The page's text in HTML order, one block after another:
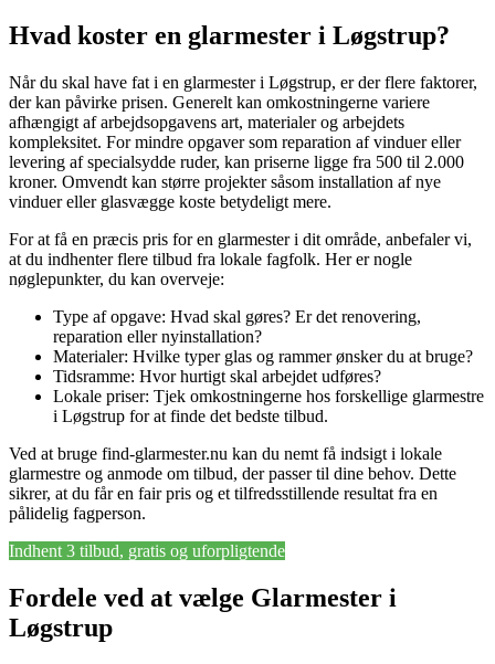
Hvad koster en glarmester i Løgstrup?
Når du skal have fat i en glarmester i Løgstrup, er der flere faktorer,
der kan påvirke prisen. Generelt kan omkostningerne variere
afhængigt af arbejdsopgavens art, materialer og arbejdets
kompleksitet. For mindre opgaver som reparation af vinduer eller
levering af specialsydde ruder, kan priserne ligge fra 500 til 2.000
kroner. Omvendt kan større projekter såsom installation af nye
vinduer eller glasvægge koste betydeligt mere.
For at få en præcis pris for en glarmester i dit område, anbefaler vi,
at du indhenter flere tilbud fra lokale fagfolk. Her er nogle
nøglepunkter, du kan overveje:
Type af opgave: Hvad skal gøres? Er det renovering,
reparation eller nyinstallation?
Materialer: Hvilke typer glas og rammer ønsker du at bruge?
Tidsramme: Hvor hurtigt skal arbejdet udføres?
Lokale priser: Tjek omkostningerne hos forskellige glarmestre
i Løgstrup for at finde det bedste tilbud.
Ved at bruge find-glarmester.nu kan du nemt få indsigt i lokale
glarmestre og anmode om tilbud, der passer til dine behov. Dette
sikrer, at du får en fair pris og et tilfredsstillende resultat fra en
pålidelig fagperson.
Indhent 3 tilbud, gratis og uforpligtende
Fordele ved at vælge Glarmester i
Løgstrup